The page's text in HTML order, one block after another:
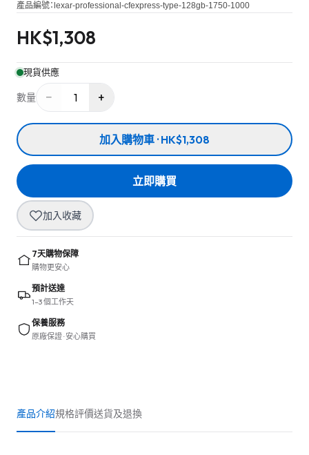
產品編號： lexar-professional-cfexpress-type-128gb-1750-1000
HK$1,308
現貨供應
數量 − 1 +
加入購物車 · HK$1,308
立即購買
加入收藏
7天購物保障
購物更安心
預計送達
1–3 個工作天
保養服務
原廠保證 · 安心購買
產品介紹規格評價送貨及退換